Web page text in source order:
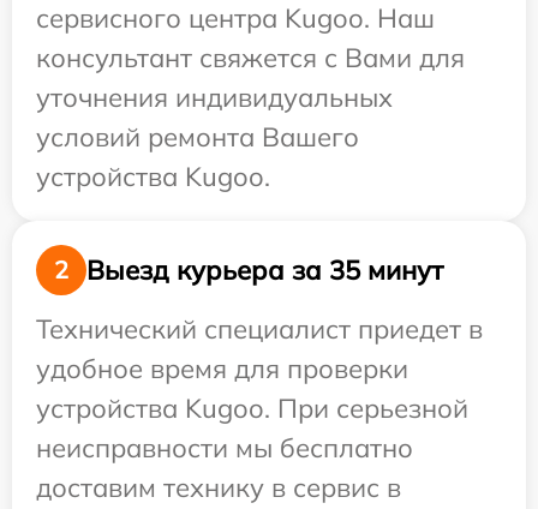
сервисного центра Kugoo. Наш
консультант свяжется с Вами для
уточнения индивидуальных
условий ремонта Вашего
устройства Kugoo.
2
Выезд курьера за 35 минут
Технический специалист приедет в
удобное время для проверки
устройства Kugoo. При серьезной
неисправности мы бесплатно
доставим технику в сервис в